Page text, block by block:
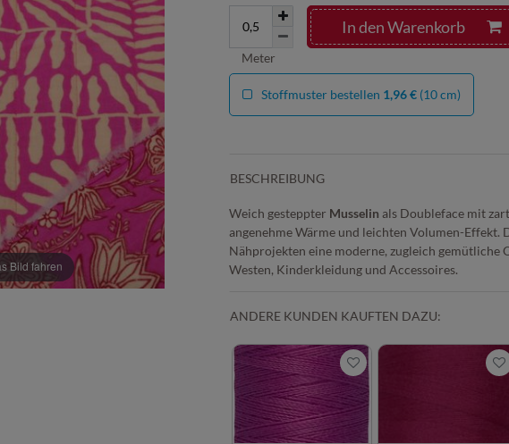
Bild fahren
In den Warenkorb
Meter
Stoffmuster bestellen 1,96 € (10 cm)
BESCHREIBUNG
Weich gesteppter Musselin als Doubleface mit
angenehme Wärme und leichten Volumen-
Nähprojekten eine moderne, zugleich gemütliche
Westen, Kinderkleidung und Accessoires.
ANDERE KUNDEN KAUFTEN DAZU: